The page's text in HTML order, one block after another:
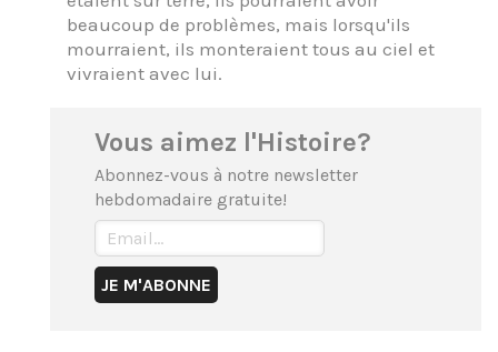
beaucoup de problèmes, mais lorsqu'ils
mourraient, ils monteraient tous au ciel et
vivraient avec lui.
Vous aimez l'Histoire?
Abonnez-vous à notre newsletter
hebdomadaire gratuite!